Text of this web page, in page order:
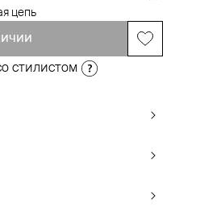
цепь
стилистом